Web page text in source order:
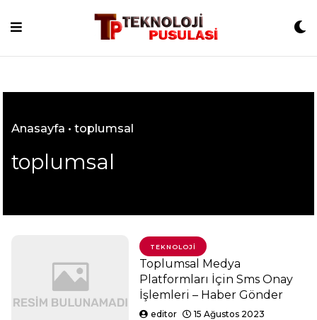
Anasayfa • toplumsal
toplumsal
TEKNOLOJI
Toplumsal Medya
Platformları İçin Sms Onay
İşlemleri – Haber Gönder
editor 15 Ağustos 2023